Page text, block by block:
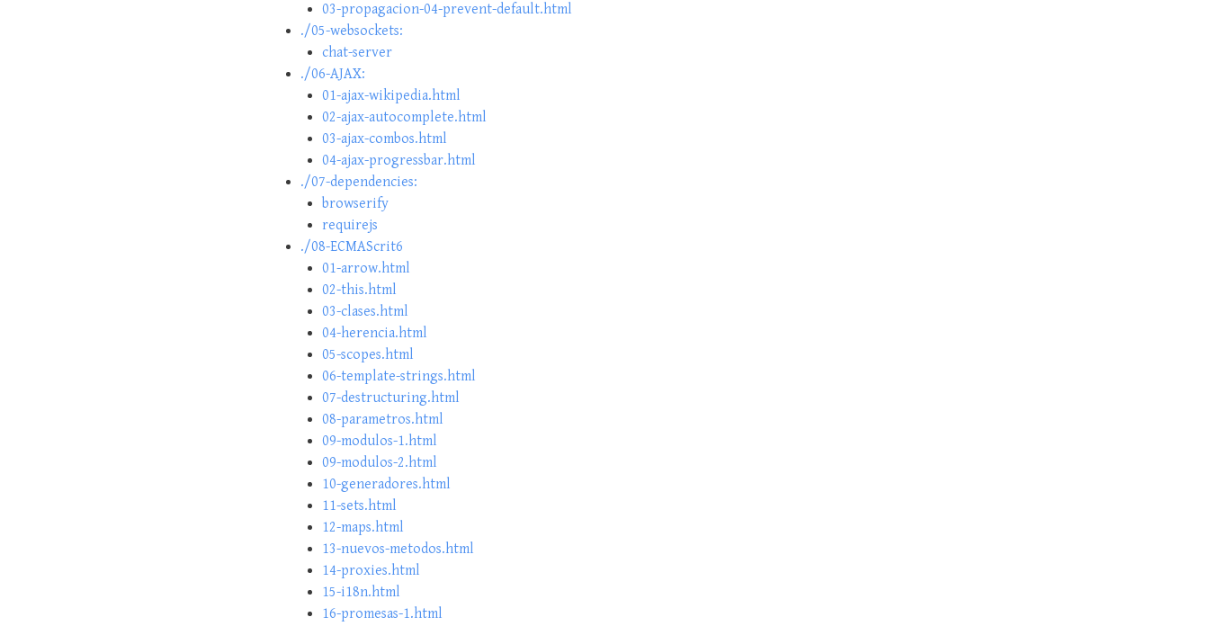
03-propagacion-04-prevent-default.html
./05-websockets:
chat-server
./06-AJAX:
01-ajax-wikipedia.html
02-ajax-autocomplete.html
03-ajax-combos.html
04-ajax-progressbar.html
./07-dependencies:
browserify
requirejs
./08-ECMAScrit6
01-arrow.html
02-this.html
03-clases.html
04-herencia.html
05-scopes.html
06-template-strings.html
07-destructuring.html
08-parametros.html
09-modulos-1.html
09-modulos-2.html
10-generadores.html
11-sets.html
12-maps.html
13-nuevos-metodos.html
14-proxies.html
15-i18n.html
16-promesas-1.html